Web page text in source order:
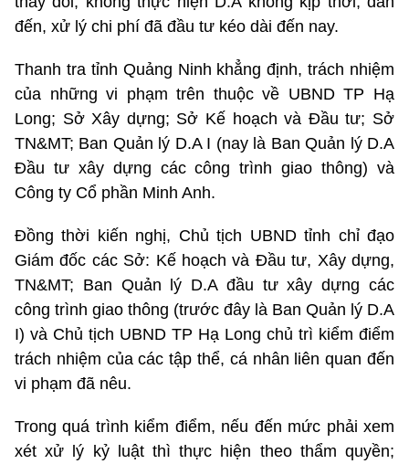
đến, xử lý chi phí đã đầu tư kéo dài đến nay.
Thanh tra tỉnh Quảng Ninh khẳng định, trách nhiệm
của những vi phạm trên thuộc về UBND TP Hạ
Long; Sở Xây dựng; Sở Kế hoạch và Đầu tư; Sở
TN&MT; Ban Quản lý D.A I (nay là Ban Quản lý D.A
Đầu tư xây dựng các công trình giao thông) và
Công ty Cổ phần Minh Anh.
Đồng thời kiến nghị, Chủ tịch UBND tỉnh chỉ đạo
Giám đốc các Sở: Kế hoạch và Đầu tư, Xây dựng,
TN&MT; Ban Quản lý D.A đầu tư xây dựng các
công trình giao thông (trước đây là Ban Quản lý D.A
I) và Chủ tịch UBND TP Hạ Long chủ trì kiểm điểm
trách nhiệm của các tập thể, cá nhân liên quan đến
vi phạm đã nêu.
Trong quá trình kiểm điểm, nếu đến mức phải xem
xét xử lý kỷ luật thì thực hiện theo thẩm quyền;